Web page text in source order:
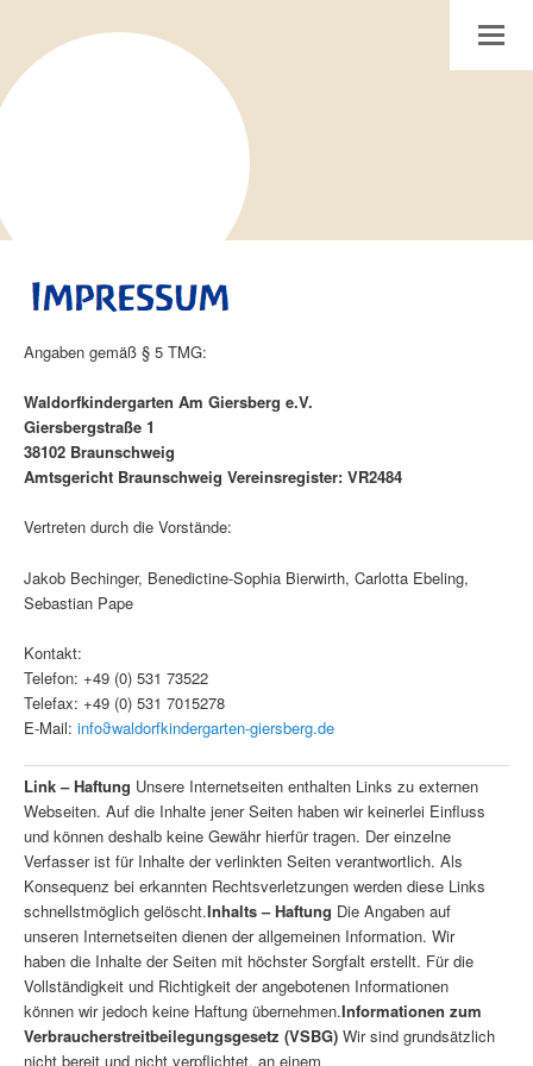
Angaben gemäß § 5 TMG:
Waldorfkindergarten Am Giersberg e.V.
Giersbergstraße 1
38102 Braunschweig
Amtsgericht Braunschweig Vereinsregister: VR2484
Vertreten durch die Vorstände:
Jakob Bechinger, Benedictine-Sophia Bierwirth, Carlotta Ebeling,
Sebastian Pape
Kontakt:
Telefon: +49 (0) 531 73522
Telefax: +49 (0) 531 7015278
E-Mail: infoϑwaldorfkindergarten-giersberg.de
Link – Haftung Unsere Internetseiten enthalten Links zu externen
Webseiten. Auf die Inhalte jener Seiten haben wir keinerlei Einfluss
und können deshalb keine Gewähr hierfür tragen. Der einzelne
Verfasser ist für Inhalte der verlinkten Seiten verantwortlich. Als
Konsequenz bei erkannten Rechtsverletzungen werden diese Links
schnellstmöglich gelöscht.Inhalts – Haftung Die Angaben auf
unseren Internetseiten dienen der allgemeinen Information. Wir
haben die Inhalte der Seiten mit höchster Sorgfalt erstellt. Für die
Vollständigkeit und Richtigkeit der angebotenen Informationen
können wir jedoch keine Haftung übernehmen.Informationen zum
Verbraucherstreitbeilegungsgesetz (VSBG) Wir sind grundsätzlich
nicht bereit und nicht verpflichtet, an einem